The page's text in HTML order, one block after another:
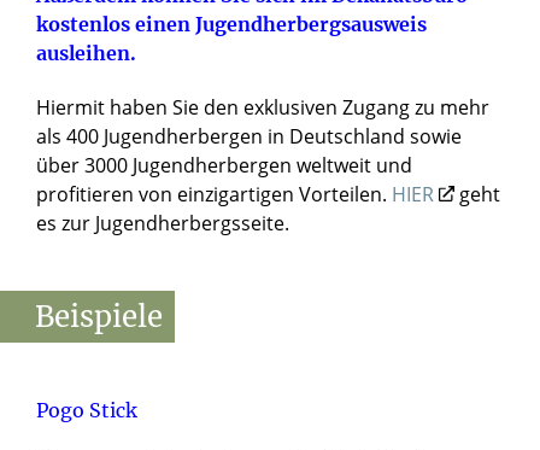
kostenlos einen Jugendherbergsausweis
ausleihen.
Hiermit haben Sie den exklusiven Zugang zu mehr
als 400 Jugendherbergen in Deutschland sowie
über 3000 Jugendherbergen weltweit und
profitieren von einzigartigen Vorteilen. HIER
geht
es zur Jugendherbergsseite.
Beispiele
Pogo Stick